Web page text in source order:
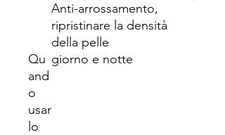
Anti-arrossamento,
ripristinare la densità
della pelle
Qu
and
o
usar
lo
giorno e notte